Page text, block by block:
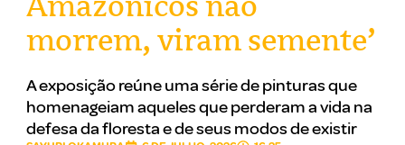
morrem, viram semente’
A exposição reúne uma série de pinturas que
homenageiam aqueles que perderam a vida na
defesa da floresta e de seus modos de existir